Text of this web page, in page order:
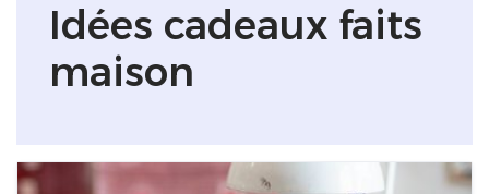
Idées cadeaux faits
maison